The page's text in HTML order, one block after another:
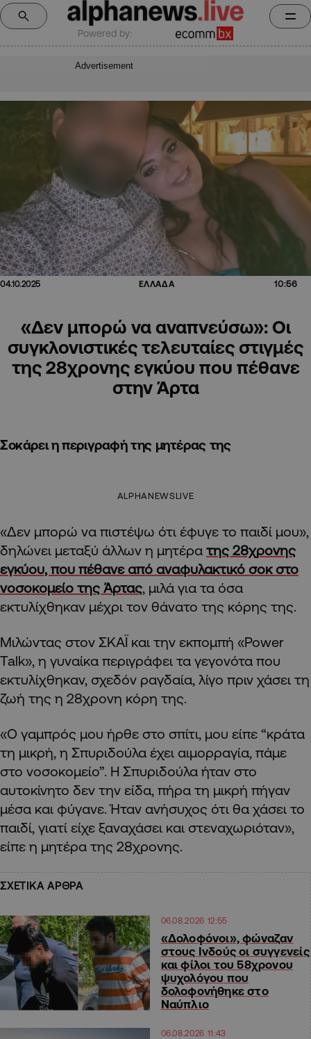
Powered by:
Advertisement
04.10.2025 ΕΛΛΑΔΑ 10:56
«Δεν μπορώ να αναπνεύσω»: Οι
συγκλονιστικές τελευταίες στιγμές
της 28χρονης εγκύου που πέθανε
στην Άρτα
Σοκάρει η περιγραφή της μητέρας της
ALPHANEWSLIVE
«Δεν μπορώ να πιστέψω ότι έφυγε το παιδί μου»,
δηλώνει μεταξύ άλλων η μητέρα της 28χρονης
εγκύου, που πέθανε από αναφυλακτικό σοκ στο
νοσοκομείο της Άρτας, μιλά για τα όσα
εκτυλίχθηκαν μέχρι τον θάνατο της κόρης της.
Μιλώντας στον ΣΚΑΪ και την εκπομπή «Power
Talk», η γυναίκα περιγράφει τα γεγονότα που
εκτυλίχθηκαν, σχεδόν ραγδαία, λίγο πριν χάσει τη
ζωή της η 28χρονη κόρη της.
«Ο γαμπρός μου ήρθε στο σπίτι, μου είπε “κράτα
τη μικρή, η Σπυριδούλα έχει αιμορραγία, πάμε
στο νοσοκομείο”. Η Σπυριδούλα ήταν στο
αυτοκίνητο δεν την είδα, πήρα τη μικρή πήγαν
μέσα και φύγανε. Ήταν ανήσυχος ότι θα χάσει το
παιδί, γιατί είχε ξαναχάσει και στεναχωριόταν»,
είπε η μητέρα της 28χρονης.
ΣΧΕΤΙΚΑ ΑΡΘΡΑ
06.08.2026 12:55
«Δολοφόνοι», φώναζαν
στους Ινδούς οι συγγενείς
και φίλοι του 58χρονου
ψυχολόγου που
δολοφονήθηκε στο
Ναύπλιο
06.08.2026 11:43